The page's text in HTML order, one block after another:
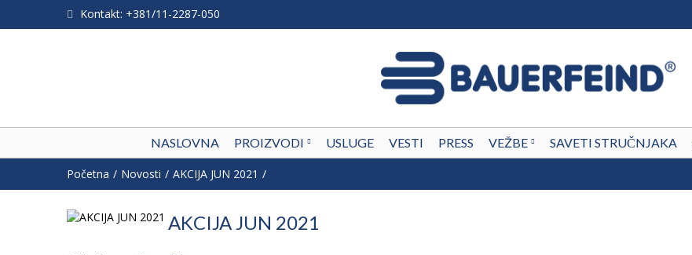
Kontakt: +381/11-2287-050
NASLOVNA PROIZVODI USLUGE VESTI PRESS VEŽBE SAVETI STRUČNJAKA
Početna Novosti AKCIJA JUN 2021
AKCIJA JUN 2021